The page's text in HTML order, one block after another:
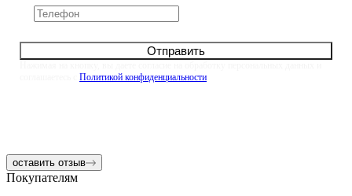
Политикой конфиденциальности
Отправить
оставить отзыв
Покупателям